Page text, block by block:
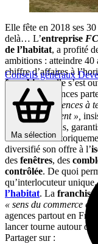
Conseils généraux
Ma sélection
Elle fête en 2018 ses
delà… L’entreprise
de l’habitat, a profité
ambitions : atteindre 40
chiffre d’affaires à
franchise– elle s’est
compte 19 agences
CA). Des «agences à
satisfaction client »,
les certifications,
démarche.
diversifié son offre à l’
des fenêtres, des
contrôlée. De quoi
qu’interlocuteur
l’habitat. La franchise
« sens du commerce et
agences partout en
lancer tourne autour
Partager sur :